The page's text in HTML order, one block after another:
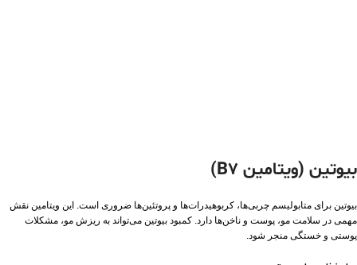
بیوتین (ویتامین B7)
بیوتین برای متابولیسم چربی‌ها، کربوهیدرات‌ها و پروتئین‌ها ضروری است. این ویتامین نقش
مهمی در سلامت مو، پوست و ناخن‌ها دارد. کمبود بیوتین می‌تواند به ریزش مو، مشکلات
پوستی و خستگی منجر شود.